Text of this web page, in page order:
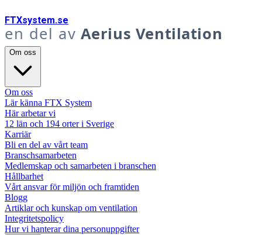
FTXsystem.se
en del av Aerius Ventilation
Om oss
Om oss
Lär känna FTX System
Här arbetar vi
12 län och 194 orter i Sverige
Karriär
Bli en del av vårt team
Branschsamarbeten
Medlemskap och samarbeten i branschen
Hållbarhet
Vårt ansvar för miljön och framtiden
Blogg
Artiklar och kunskap om ventilation
Integritetspolicy
Hur vi hanterar dina personuppgifter